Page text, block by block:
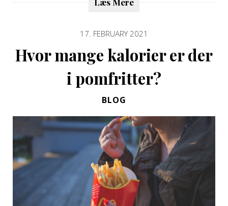
17. FEBRUARY 2021
Hvor mange kalorier er der
i pomfritter?
BLOG